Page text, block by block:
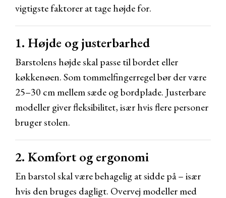
vigtigste faktorer at tage højde for.
1. Højde og justerbarhed
Barstolens højde skal passe til bordet eller
køkkenøen. Som tommelfingerregel bør der være
25–30 cm mellem sæde og bordplade. Justerbare
modeller giver fleksibilitet, især hvis flere personer
bruger stolen.
2. Komfort og ergonomi
En barstol skal være behagelig at sidde på – især
hvis den bruges dagligt. Overvej modeller med